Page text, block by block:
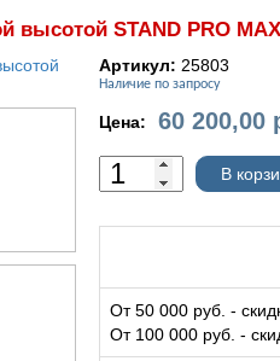
высотой STAND PRO MAX
Артикул: 25803
Наличие по запросу
Цена: 60 200,00
В
От 50 000 руб. -
От 100 000 руб. -